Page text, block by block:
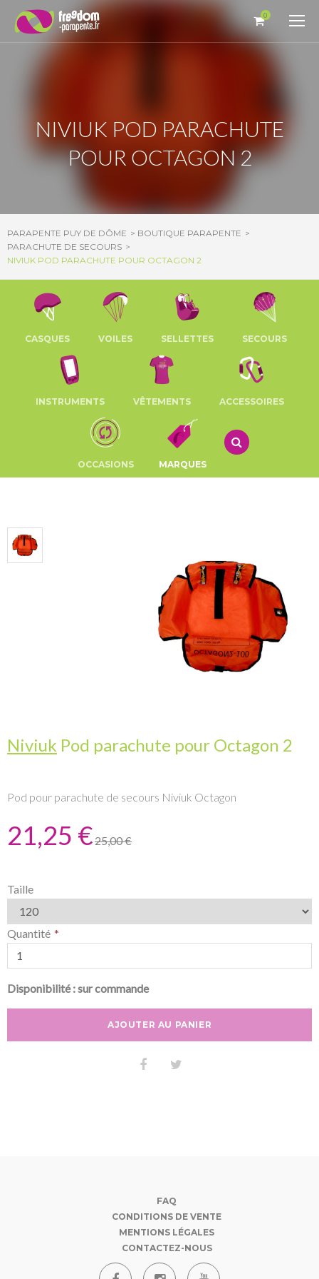
0
NIVIUK POD PARACHUTE
POUR OCTAGON 2
PARAPENTE PUY DE DÔME
BOUTIQUE PARAPENTE
PARACHUTE DE SECOURS
NIVIUK POD PARACHUTE POUR OCTAGON 2
CASQUES VOILES SELLETTES SECOURS
INSTRUMENTS VÊTEMENTS ACCESSOIRES
OCCASIONS MARQUES
Niviuk Pod parachute pour Octagon 2
Pod pour parachute de secours Niviuk Octagon
21,25 €25,00 €
Taille
Quantité
Disponibilité :sur commande
AJOUTER AU PANIER
FAQ
CONDITIONS DE VENTE
MENTIONS LÉGALES
CONTACTEZ-NOUS
Panneau de gestion des cookies